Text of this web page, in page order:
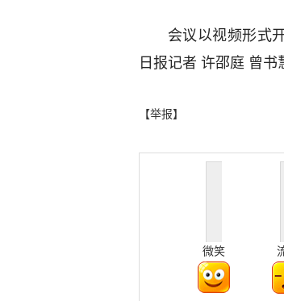
会议以视频形式
日报记者 许邵庭 曾书
【举报】
微笑